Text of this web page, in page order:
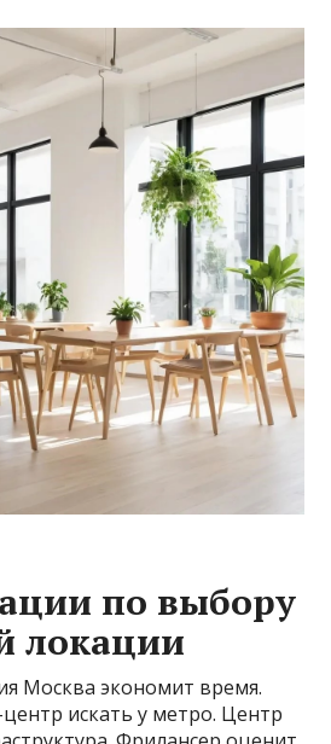
по выбору
локации
Москва экономит время.
искать у метро. Центр